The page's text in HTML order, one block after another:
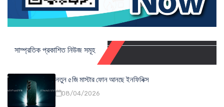
সাম্প্রতিক প্রকাশিত নিউজ সমূহ
নতুন ৫জি মাস্টার ফোন আনছে ইনফিনিক্স
08/04/2026